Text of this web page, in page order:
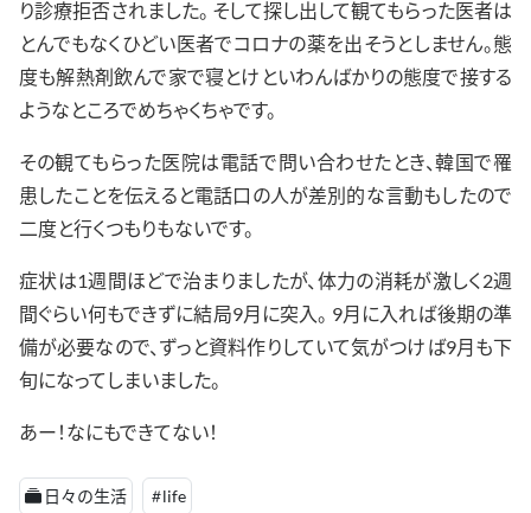
り診療拒否されました。 そして探し出して観てもらった医者は
とんでもなくひどい医者でコロナの薬を出そうとしません。態
度も解熱剤飲んで家で寝とけといわんばかりの態度で接する
ようなところでめちゃくちゃです。
その観てもらった医院は電話で問い合わせたとき、韓国で罹
患したことを伝えると電話口の人が差別的な言動もしたので
二度と行くつもりもないです。
症状は1週間ほどで治まりましたが、体力の消耗が激しく2週
間ぐらい何もできずに結局9月に突入。 9月に入れば後期の準
備が必要なので、ずっと資料作りしていて気がつけば9月も下
旬になってしまいました。
あー！なにもできてない！
日々の生活 life